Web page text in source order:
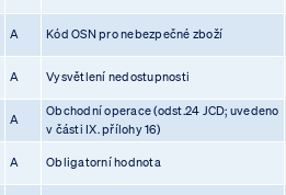
A Kód OSN pro nebezpečné zboží
A Vysvětlení nedostupnosti
A
Obchodní operace (odst.24 JCD; uvedeno
v části IX. přílohy 16)
A Obligatorní hodnota